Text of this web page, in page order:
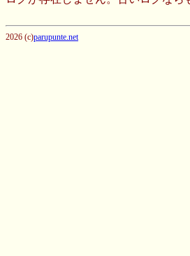
2026 (c)parupunte.net